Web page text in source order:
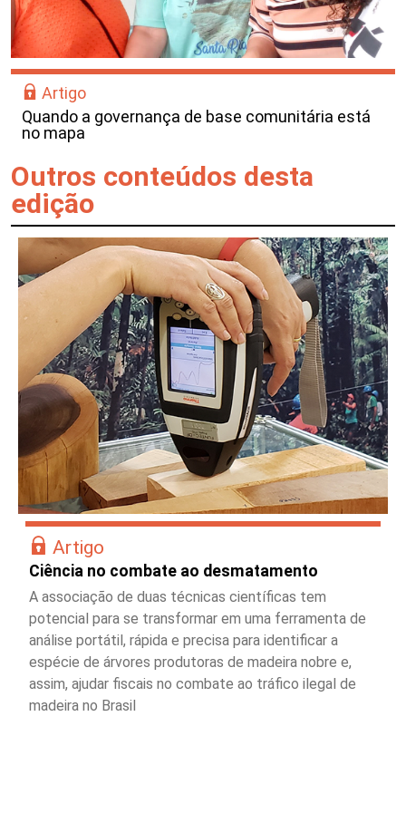
Artigo
Quando a governança de base comunitária está
no mapa
Outros conteúdos desta
edição
Artigo
Ciência no combate ao desmatamento
A associação de duas técnicas científicas tem
potencial para se transformar em uma ferramenta de
análise portátil, rápida e precisa para identificar a
espécie de árvores produtoras de madeira nobre e,
assim, ajudar fiscais no combate ao tráfico ilegal de
madeira no Brasil